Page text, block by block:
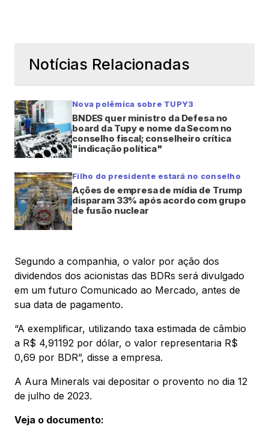
Notícias Relacionadas
Nova polêmica sobre TUPY3
BNDES quer ministro da Defesa no
board da Tupy e nome da Secom no
conselho fiscal; conselheiro crítica
"indicação política"
Filho do presidente estará no conselho
Ações de empresa de mídia de Trump
disparam 33% após acordo com grupo
de fusão nuclear
Segundo a companhia, o valor por ação dos
dividendos dos acionistas das BDRs será divulgado
em um futuro Comunicado ao Mercado, antes de
sua data de pagamento.
“A exemplificar, utilizando taxa estimada de câmbio
a R$ 4,91192 por dólar, o valor representaria R$
0,69 por BDR”, disse a empresa.
A Aura Minerals vai depositar o provento no dia 12
de julho de 2023.
Veja o documento: